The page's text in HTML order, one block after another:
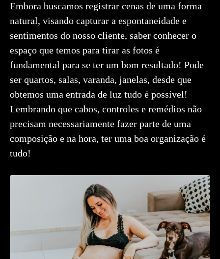
Embora buscamos registrar cenas de uma forma
natural, visando capturar a espontaneidade e
sentimentos do nosso cliente, saber conhecer o
espaço que temos para tirar as fotos é
fundamental para se ter um bom resultado! Pode
ser quartos, salas, varanda, janelas, desde que
obtemos uma entrada de luz tudo é possível!
Lembrando que cabos, controles e remédios não
precisam necessariamente fazer parte de uma
composição e na hora, ter uma boa organização é
tudo!